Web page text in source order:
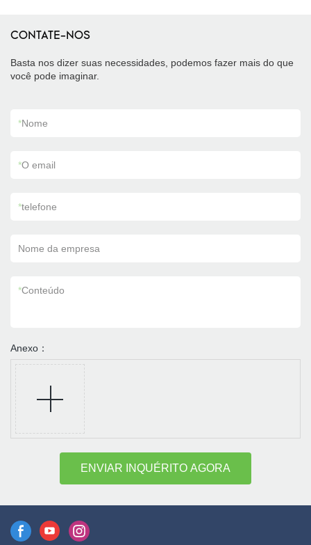
CONTATE-NOS
Basta nos dizer suas necessidades, podemos fazer mais do que
você pode imaginar.
*Nome
*O email
*telefone
Nome da empresa
*Conteúdo
Anexo：
ENVIAR INQUÉRITO AGORA